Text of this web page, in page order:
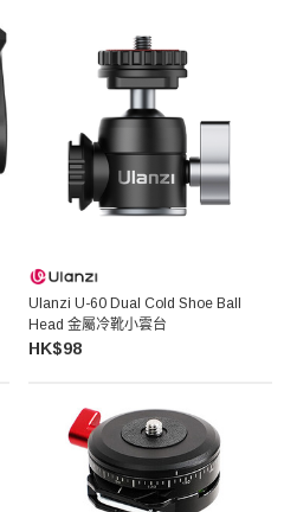
Ulanzi U-60 Dual Cold Shoe Ball
Head 金屬冷靴小雲台
HK$98